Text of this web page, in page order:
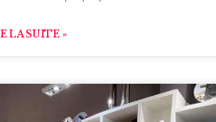
LA SUITE »